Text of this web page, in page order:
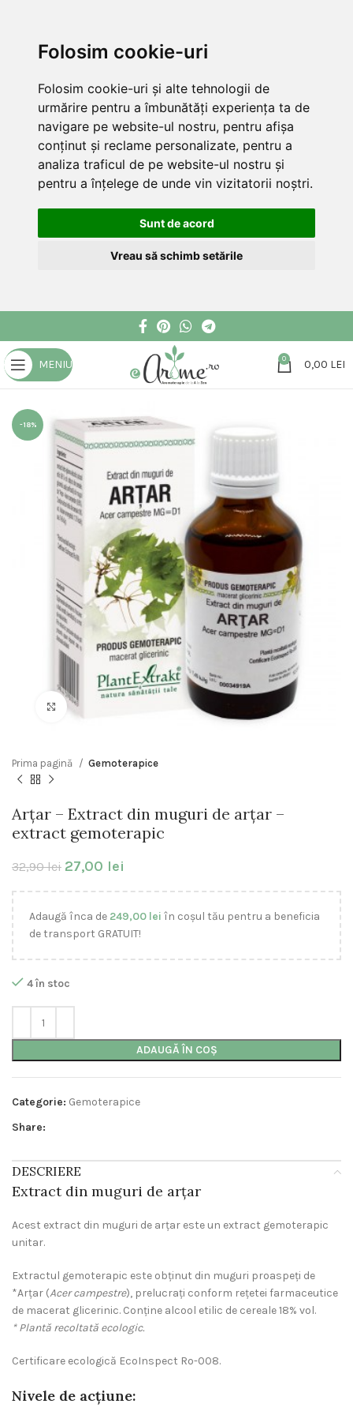
Folosim cookie-uri
Folosim cookie-uri și alte tehnologii de
urmărire pentru a îmbunătăți experiența ta de
navigare pe website-ul nostru, pentru afișa
conținut și reclame personalizate, pentru a
analiza traficul de pe website-ul nostru și
pentru a înțelege de unde vin vizitatorii noștri.
Sunt de acord
Vreau să schimb setările
MENIU 0 0,00 LEI
-18%
Click to enlarge
Prima pagină Gemoterapice
Arțar – Extract din muguri de arțar –
extract gemoterapic
32,90lei 27,00 lei
Adaugă înca de 249,00 lei în coșul tău pentru a beneficia
de transport GRATUIT!
4 în stoc
ADAUGĂ ÎN COȘ
Categorie: Gemoterapice
Share:
DESCRIERE
Extract din muguri de arțar
Acest extract din muguri de arțar este un extract gemoterapic
unitar.
Extractul gemoterapic este obţinut din muguri proaspeţi de
*Arțar (Acer campestre), prelucraţi conform reţetei farmaceutice
de macerat glicerinic. Conţine alcool etilic de cereale 18% vol.
* Plantă recoltată ecologic.
Certificare ecologică EcoInspect Ro-008.
Nivele de acţiune: